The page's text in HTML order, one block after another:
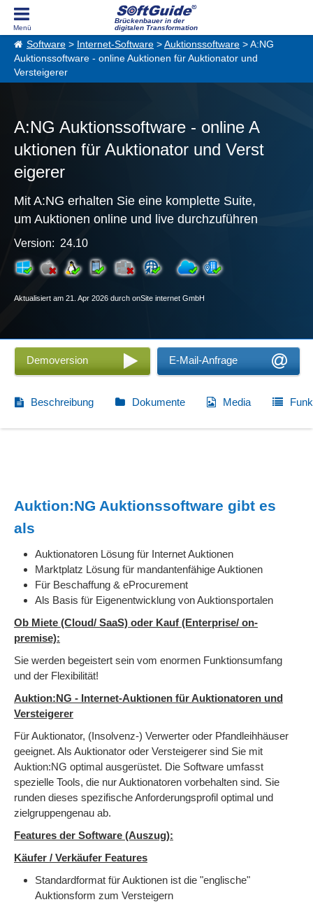
Brückenbauer in der
digitalen Transformation
Software > Internet-Software > Auktionssoftware > A:NG
Auktionssoftware - online Auktionen für Auktionator und
Versteigerer
A:NG Auktionssoftware - online A
uktionen für Auktionator und Verst
eigerer
Mit A:NG erhalten Sie eine komplette Suite,
um Auktionen online und live durchzuführen
Version: 24.10
Aktualisiert am 21. Apr 2026 durch onSite internet GmbH
Demoversion E-Mail-Anfrage
Beschreibung Dokumente Media
Auktion:NG Auktionssoftware gibt es
als
Auktionatoren Lösung für Internet Auktionen
Marktplatz Lösung für mandantenfähige Auktionen
Für Beschaffung & eProcurement
Als Basis für Eigenentwicklung von Auktionsportalen
Ob Miete (Cloud/ SaaS) oder Kauf (Enterprise/ on-
premise):
Sie werden begeistert sein vom enormen Funktionsumfang
und der Flexibilität!
Auktion:NG - Internet-Auktionen für Auktionatoren und
Versteigerer
Für Auktionator, (Insolvenz-) Verwerter oder Pfandleihhäuser
geeignet. Als Auktionator oder Versteigerer sind Sie mit
Auktion:NG optimal ausgerüstet. Die Software umfasst
spezielle Tools, die nur Auktionatoren vorbehalten sind. Sie
runden dieses spezifische Anforderungsprofil optimal und
zielgruppengenau ab.
Features der Software (Auszug):
Käufer / Verkäufer Features
Standardformat für Auktionen ist die "englische"
Auktionsform zum Versteigern